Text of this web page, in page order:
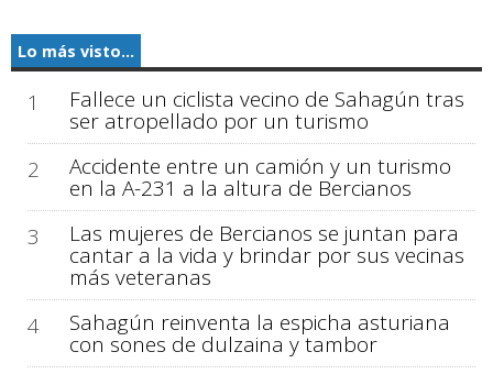
Lo más visto...
1 Fallece un ciclista vecino de Sahagún tras
ser atropellado por un turismo
2
Accidente entre un camión y un turismo
en la A-231 a la altura de Bercianos
3
Las mujeres de Bercianos se juntan para
cantar a la vida y brindar por sus vecinas
más veteranas
4
Sahagún reinventa la espicha asturiana
con sones de dulzaina y tambor